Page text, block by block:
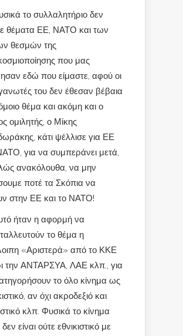
το συλλαλητήριο δεν
θέματα ΕΕ, ΝΑΤΟ και των
θεσμών της
που μας
εδώ που είμαστε, αφού οι
του δεν έθεσαν βέβαια
θέμα και ακόμη και ο
ομιλητής, ο Μίκης
κάτι ψέλλισε για ΕΕ
για να συμπεράνει μετά,
ανακόλουθα, να μην
ποτέ τα Σκόπια να
στην ΕΕ και το ΝΑΤΟ!
ήταν η αφορμή να
το θέμα η
«Αριστερά» από το ΚΚΕ
την ΑΝΤΑΡΣΥΑ, ΛΑΕ κλπ., για
το όλο κίνημα ως
αν όχι ακροδεξιό και
κλπ. Φυσικά το κίνημα
είναι ούτε εθνικιστικό με